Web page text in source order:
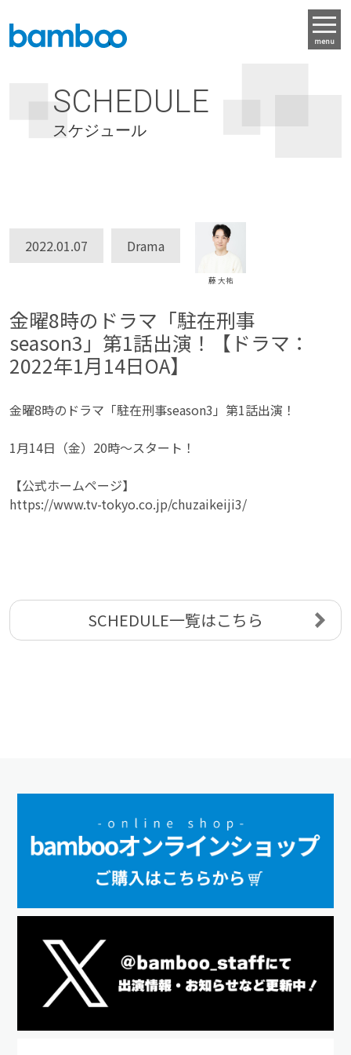
menu
SCHEDULE
スケジュール
2022.01.07 Drama
藤 大祐
金曜8時のドラマ「駐在刑事
season3」第1話出演！【ドラマ：
2022年1月14日OA】
金曜8時のドラマ「駐在刑事season3」第1話出演！
1月14日（金）20時〜スタート！
【公式ホームページ】
https://www.tv-tokyo.co.jp/chuzaikeiji3/
SCHEDULE一覧はこちら